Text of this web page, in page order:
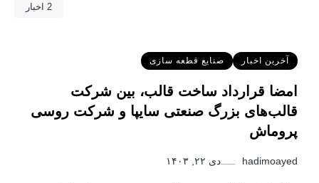
2 اخبار
آخرین اخبار صنایع قطعه سازی
امضا قرارداد ساخت قالب، بین شرکت
قالب‌های بزرگ صنعتی سایپا و شرکت روسی
پروماش
hadimoayed دی ۲۲, ۱۴۰۳